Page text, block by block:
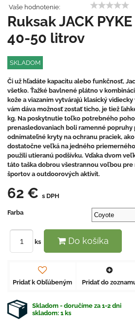
Vaše hodnotenie:
Ruksak JACK
40-50 litrov
SKLADOM
Či už hľadáte kapacitu alebo funkčnosť,
všetko. Ťažké bavlnené plátno v
kože a viazaním vytvárajú klasický
vám dáva možnosť zostať ticho, je tiež
kg. Na poskytnutie toľko potrebného
prenasledovaniach boli ramenné popruhy
odnímateľné kryty na ochranu praciek, ako
dostatočne veľká na jedného
použili utieranú podšívku. Vďaka dvom
táto taška dobrou všestrannou voľbou
športov a outdoorových aktivít.
62 € s DPH
Farba
ks Do košíka
Pridať k Obľúbeným Pridať do
Skladom - doručíme za 1-2 dni
skladom: 1 ks